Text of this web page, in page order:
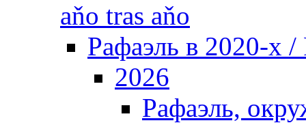
aňo tras aňo
Рафаэль в 2020-х /
2026
Рафаэль,